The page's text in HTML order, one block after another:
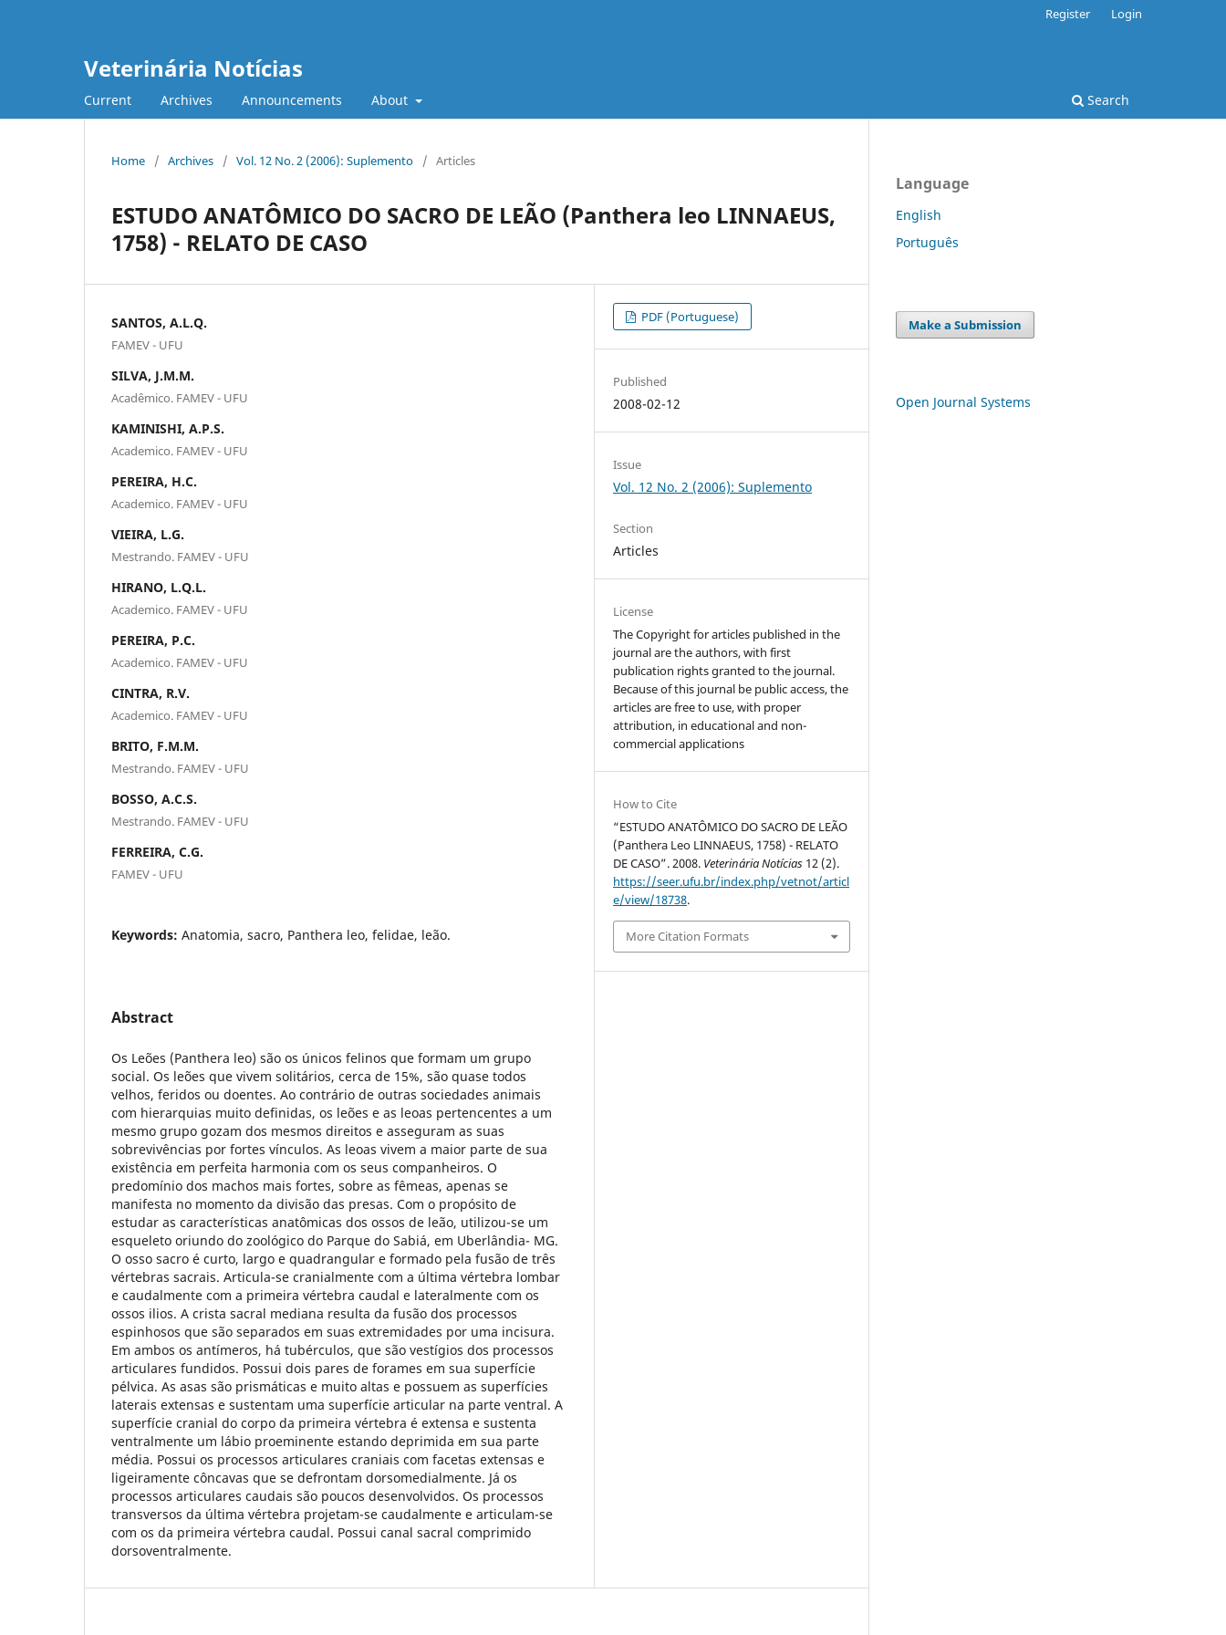
Veterinária Notícias
Current Archives Announcements About Search
Register Login
Home / Archives / Vol. 12 No. 2 (2006): Suplemento / Articles
ESTUDO ANATÔMICO DO SACRO DE LEÃO (Panthera leo LINNAEUS,
1758) - RELATO DE CASO
SANTOS, A.L.Q.
FAMEV - UFU
SILVA, J.M.M.
Acadêmico. FAMEV - UFU
KAMINISHI, A.P.S.
Academico. FAMEV - UFU
PEREIRA, H.C.
Academico. FAMEV - UFU
VIEIRA, L.G.
Mestrando. FAMEV - UFU
HIRANO, L.Q.L.
Academico. FAMEV - UFU
PEREIRA, P.C.
Academico. FAMEV - UFU
CINTRA, R.V.
Academico. FAMEV - UFU
BRITO, F.M.M.
Mestrando. FAMEV - UFU
BOSSO, A.C.S.
Mestrando. FAMEV - UFU
FERREIRA, C.G.
FAMEV - UFU
Keywords: Anatomia, sacro, Panthera leo, felidae, leão.
Abstract
Os Leões (Panthera leo) são os únicos felinos que formam um grupo
social. Os leões que vivem solitários, cerca de 15%, são quase todos
velhos, feridos ou doentes. Ao contrário de outras sociedades animais
com hierarquias muito definidas, os leões e as leoas pertencentes a um
mesmo grupo gozam dos mesmos direitos e asseguram as suas
sobrevivências por fortes vínculos. As leoas vivem a maior parte de sua
existência em perfeita harmonia com os seus companheiros. O
predomínio dos machos mais fortes, sobre as fêmeas, apenas se
manifesta no momento da divisão das presas. Com o propósito de
estudar as características anatômicas dos ossos de leão, utilizou-se um
esqueleto oriundo do zoológico do Parque do Sabiá, em Uberlândia- MG.
O osso sacro é curto, largo e quadrangular e formado pela fusão de três
vértebras sacrais. Articula-se cranialmente com a última vértebra lombar
e caudalmente com a primeira vértebra caudal e lateralmente com os
ossos ilios. A crista sacral mediana resulta da fusão dos processos
espinhosos que são separados em suas extremidades por uma incisura.
Em ambos os antímeros, há tubérculos, que são vestígios dos processos
articulares fundidos. Possui dois pares de forames em sua superfície
pélvica. As asas são prismáticas e muito altas e possuem as superfícies
laterais extensas e sustentam uma superfície articular na parte ventral. A
superfície cranial do corpo da primeira vértebra é extensa e sustenta
ventralmente um lábio proeminente estando deprimida em sua parte
média. Possui os processos articulares craniais com facetas extensas e
ligeiramente côncavas que se defrontam dorsomedialmente. Já os
processos articulares caudais são poucos desenvolvidos. Os processos
transversos da última vértebra projetam-se caudalmente e articulam-se
com os da primeira vértebra caudal. Possui canal sacral comprimido
dorsoventralmente.
PDF (Portuguese)
Published
2008-02-12
Issue
Vol. 12 No. 2 (2006): Suplemento
Section
Articles
License
The Copyright for articles published in the
journal are the authors, with first
publication rights granted to the journal.
Because of this journal be public access, the
articles are free to use, with proper
attribution, in educational and non-
commercial applications
How to Cite
“ESTUDO ANATÔMICO DO SACRO DE LEÃO
(Panthera Leo LINNAEUS, 1758) - RELATO
DE CASO”. 2008. Veterinária Notícias 12 (2).
https://seer.ufu.br/index.php/vetnot/articl
e/view/18738.
More Citation Formats
Language
English
Português
Make a Submission
Open Journal Systems